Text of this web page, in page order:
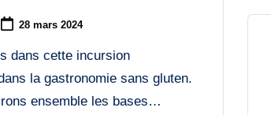
28 mars 2024
dans cette incursion
la gastronomie sans gluten.
ensemble les bases…